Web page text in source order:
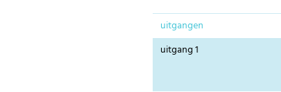
uitgangen
uitgang 1